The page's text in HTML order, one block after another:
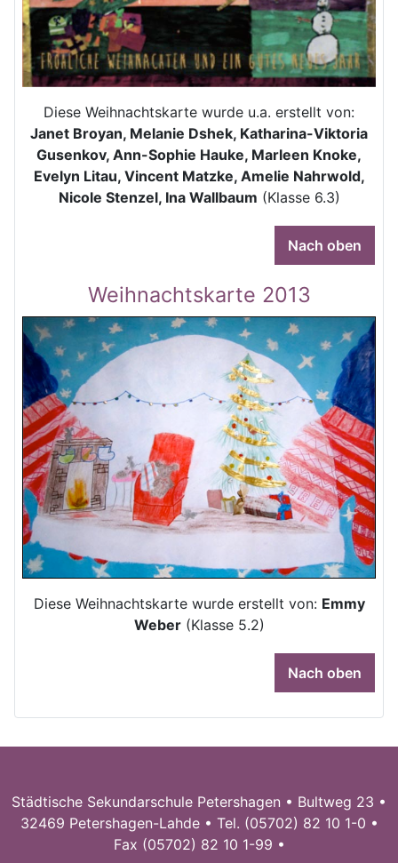
Diese Weihnachtskarte wurde u.a. erstellt von:
Janet Broyan, Melanie Dshek, Katharina-Viktoria
Gusenkov, Ann-Sophie Hauke, Marleen Knoke,
Evelyn Litau, Vincent Matzke, Amelie Nahrwold,
Nicole Stenzel, Ina Wallbaum (Klasse 6.3)
Nach oben
Weihnachtskarte 2013
Diese Weihnachtskarte wurde erstellt von: Emmy
Weber(Klasse 5.2)
Nach oben
Städtische Sekundarschule Petershagen • Bultweg 23 •
32469 Petershagen-Lahde • Tel. (05702) 82 10 1-0 •
Fax (05702) 82 10 1-99 •